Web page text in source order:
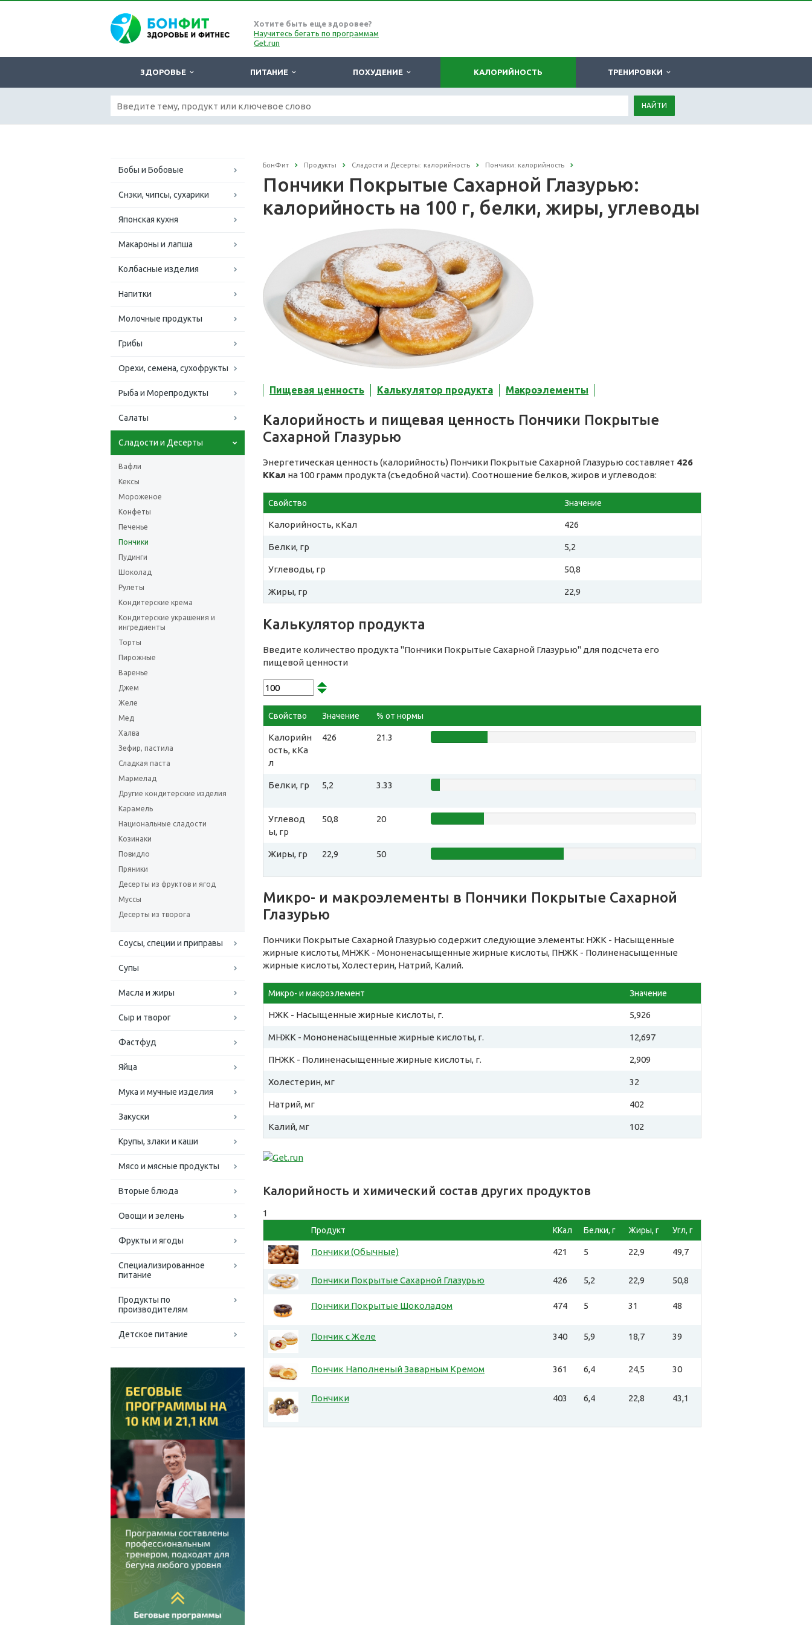
Хотите быть еще здоровее?
Научитесь бегать по программам
Get.run
ЗДОРОВЬЕ ПИТАНИЕ ПОХУДЕНИЕ КАЛОРИЙНОСТЬ ТРЕНИРОВКИ
НАЙТИ
Бобы и Бобовые
Снэки, чипсы, сухарики
Японская кухня
Макароны и лапша
Колбасные изделия
Напитки
Молочные продукты
Грибы
Орехи, семена, сухофрукты
Рыба и Морепродукты
Салаты
Сладости и Десерты
Вафли
Кексы
Мороженое
Конфеты
Печенье
Пончики
Пудинги
Шоколад
Рулеты
Кондитерские крема
Кондитерские украшения и
ингредиенты
Торты
Пирожные
Варенье
Джем
Желе
Мед
Халва
Зефир, пастила
Сладкая паста
Мармелад
Другие кондитерские изделия
Карамель
Национальные сладости
Козинаки
Повидло
Пряники
Десерты из фруктов и ягод
Муссы
Десерты из творога
Соусы, специи и приправы
Супы
Масла и жиры
Сыр и творог
Фастфуд
Яйца
Мука и мучные изделия
Закуски
Крупы, злаки и каши
Мясо и мясные продукты
Вторые блюда
Овощи и зелень
Фрукты и ягоды
Специализированное
питание
Продукты по
производителям
Детское питание
БонФит Продукты Сладости и Десерты: калорийность Пончики: калорийность
Пончики Покрытые Сахарной Глазурью:
калорийность на 100 г, белки, жиры, углеводы
Пищевая ценность Калькулятор продукта Макроэлементы
Калорийность и пищевая ценность Пончики Покрытые
Сахарной Глазурью
Энергетическая ценность (калорийность) Пончики Покрытые Сахарной Глазурью составляет 426
ККал на 100 грамм продукта (съедобной части). Соотношение белков, жиров и углеводов:
Свойство Значение
Калорийность, кКал 426
Белки, гр 5,2
Углеводы, гр 50,8
Жиры, гр 22,9
Калькулятор продукта
Введите количество продукта "Пончики Покрытые Сахарной Глазурью" для подсчета его
пищевой ценности
Свойство Значение % от нормы
Калорийн
ость, кКа
л
426 21.3
Белки, гр 5,2 3.33
Углевод
ы, гр
50,8 20
Жиры, гр 22,9 50
Микро- и макроэлементы в Пончики Покрытые Сахарной
Глазурью
Пончики Покрытые Сахарной Глазурью содержит следующие элементы: НЖК - Насыщенные
жирные кислоты, МНЖК - Мононенасыщенные жирные кислоты, ПНЖК - Полиненасыщенные
жирные кислоты, Холестерин, Натрий, Калий.
Микро- и макроэлемент Значение
НЖК - Насыщенные жирные кислоты, г. 5,926
МНЖК - Мононенасыщенные жирные кислоты, г. 12,697
ПНЖК - Полиненасыщенные жирные кислоты, г. 2,909
Холестерин, мг 32
Натрий, мг 402
Калий, мг 102
Калорийность и химический состав других продуктов
1
Продукт ККал Белки, г Жиры, г Угл, г
Пончики (Обычные) 421 5 22,9 49,7
Пончики Покрытые Сахарной Глазурью 426 5,2 22,9 50,8
Пончики Покрытые Шоколадом 474 5 31 48
Пончик с Желе 340 5,9 18,7 39
Пончик Наполненый Заварным Кремом 361 6,4 24,5 30
Пончики 403 6,4 22,8 43,1